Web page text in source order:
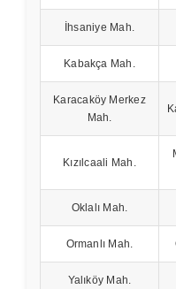
İhsaniye Mah.
Kabakça Mah.
Karacaköy Merkez
Mah.
Kızılcaali Mah.
Oklalı Mah.
Ormanlı Mah.
Yalıköy Mah.